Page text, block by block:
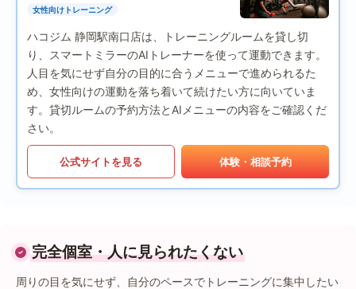
女性向けトレーニング
ハコジム 静岡駅南口店は、トレーニングルームを貸し切
り、スマートミラーのAIトレーナーを使って運動できます。
人目を気にせず自分の目的に合うメニューで進められるた
め、女性向けの運動を落ち着いて続けたい方に向いていま
す。貸切ルームの予約方法とAIメニューの内容をご確認くだ
さい。
公式サイトを見る 体験・相談予約
完全個室・人に見られたくない
周りの目を気にせず、自分のペースでトレーニングに集中したい